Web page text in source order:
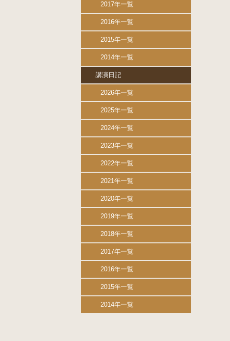
2017年一覧
2016年一覧
2015年一覧
2014年一覧
講演日記
2026年一覧
2025年一覧
2024年一覧
2023年一覧
2022年一覧
2021年一覧
2020年一覧
2019年一覧
2018年一覧
2017年一覧
2016年一覧
2015年一覧
2014年一覧